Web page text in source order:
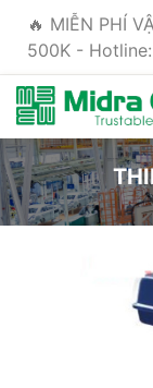
🔥 MIỄN PHÍ
500K -